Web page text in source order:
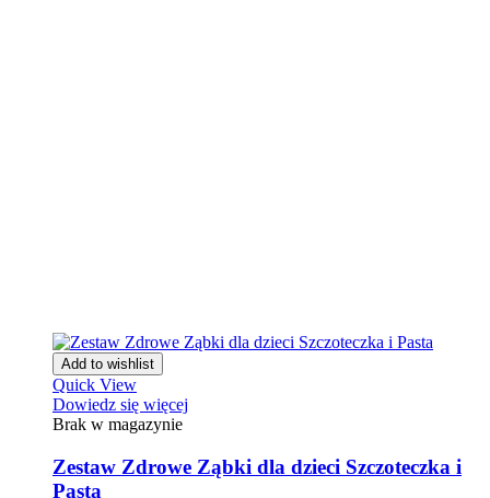
Add to wishlist
Quick View
Dowiedz się więcej
Brak w magazynie
Zestaw Zdrowe Ząbki dla dzieci Szczoteczka i
Pasta